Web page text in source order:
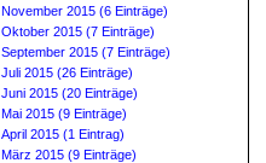
November 2015 (6 Einträge)
Oktober 2015 (7 Einträge)
September 2015 (7 Einträge)
Juli 2015 (26 Einträge)
Juni 2015 (20 Einträge)
Mai 2015 (9 Einträge)
April 2015 (1 Eintrag)
März 2015 (9 Einträge)